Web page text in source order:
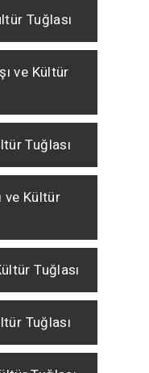
Tuğlası
ve Kültür
Tuğlası
ve Kültür
Tuğlası
Tuğlası